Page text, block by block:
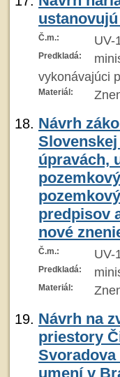
Č.m.: UV-
Predkladá:
vykonávajúci
Materiál:
Návrh
úpravách,
predpisov
nové
Č.m.: UV-
Predkladá:
Materiál:
Návrh na
priestory
umení v